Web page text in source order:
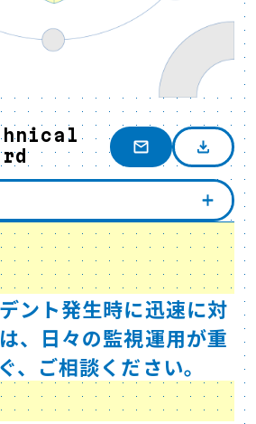
ント発生時に迅速に対
、日々の監視運用が重
、ご相談ください。